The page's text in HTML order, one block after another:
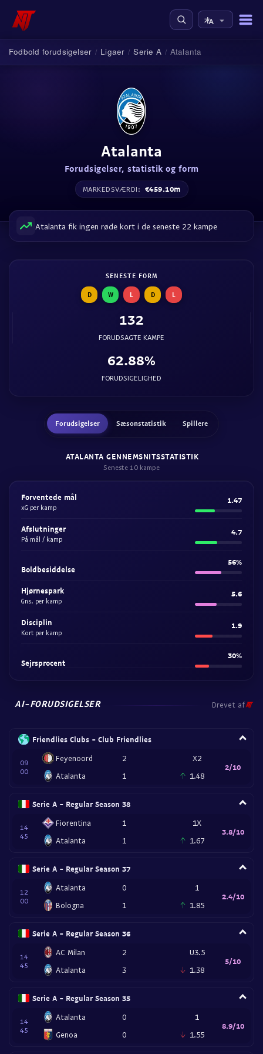
Fodbold forudsigelser / Ligaer / Serie A / Atalanta
Atalanta
Forudsigelser, statistik og form
MARKEDSVÆRDI: €459.10m
Atalanta fik ingen røde kort i de seneste 22 kampe
SENESTE FORM
D W L D L
132
FORUDSAGTE KAMPE
62.88%
FORUDSIGELIGHED
Forudsigelser Sæsonstatistik Spillere
ATALANTA GENNEMSNITSSTATISTIK
Seneste 10 kampe
Forventede mål
xG per kamp
1.47
Afslutninger
På mål / kamp
4.7
Boldbesiddelse
56%
Hjørnespark
Gns. per kamp
5.6
Disciplin
Kort per kamp
1.9
Sejrsprocent
30%
AI-FORUDSIGELSER Drevet af
Friendlies Clubs - Club Friendlies
09
00
Feyenoord
Atalanta
2
1
X2
1.48
2/10
Serie A - Regular Season 38
14
45
Fiorentina
Atalanta
1
1
1X
1.67
3.8/10
Serie A - Regular Season 37
12
00
Atalanta
Bologna
0
1
1
1.85
2.4/10
Serie A - Regular Season 36
14
45
AC Milan
Atalanta
2
3
U3.5
1.38
5/10
Serie A - Regular Season 35
14
45
Atalanta
Genoa
0
0
1
1.55
8.9/10